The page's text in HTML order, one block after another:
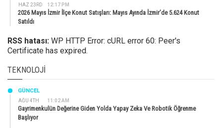
HAZ 23RD 12:17 PM
2026 Mayıs İzmir İlçe Konut Satışları: Mayıs Ayında İzmir’de 5.624 Konut
Satıldı
RSS hatası: WP HTTP Error: cURL error 60: Peer's
Certificate has expired.
TEKNOLOJI
AĞU 4TH 11:02 AM
GÜNCEL
Gayrimenkulün Değerine Giden Yolda Yapay Zeka Ve Robotik Öğrenme
Başlıyor